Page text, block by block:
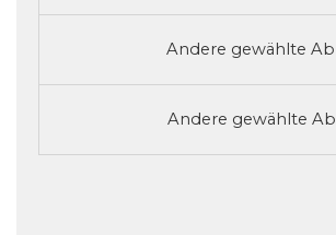
Andere gewählte
Andere gewählte